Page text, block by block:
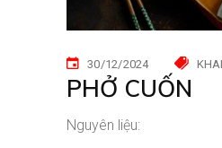
30/12/2024
PHỞ CUỐN
Nguyên liệu: